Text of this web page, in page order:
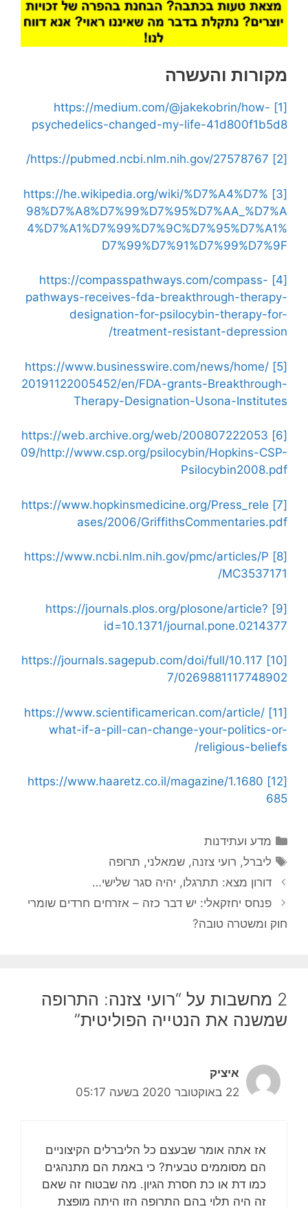
מקורות והעשרה
[1]
https://medium.com/@jakekobrin/how-
psychedelics-changed-my-life-41d800f1b5d8
[2]
https://pubmed.ncbi.nlm.nih.gov/27578767/
[3]
https://he.wikipedia.org/wiki/%D7%A4%D7%
98%D7%A8%D7%99%D7%95%D7%AA_%D7%A
4%D7%A1%D7%99%D7%9C%D7%95%D7%A1%
D7%99%D7%91%D7%99%D7%9F
[4]
https://compasspathways.com/compass-
pathways-receives-fda-breakthrough-therapy-
designation-for-psilocybin-therapy-for-
treatment-resistant-depression/
[5]
https://www.businesswire.com/news/home/
20191122005452/en/FDA-grants-Breakthrough-
Therapy-Designation-Usona-Institutes
[6]
https://web.archive.org/web/200807222053
09/http://www.csp.org/psilocybin/Hopkins-CSP-
Psilocybin2008.pdf
[7]
https://www.hopkinsmedicine.org/Press_rele
ases/2006/GriffithsCommentaries.pdf
[8]
https://www.ncbi.nlm.nih.gov/pmc/articles/P
MC3537171/
[9]
https://journals.plos.org/plosone/article?
id=10.1371/journal.pone.0214377
[10]
https://journals.sagepub.com/doi/full/10.117
7/0269881117748902
[11]
https://www.scientificamerican.com/article/
what-if-a-pill-can-change-your-politics-or-
religious-beliefs/
[12]
https://www.haaretz.co.il/magazine/1.1680
685
קטגוריות
מדע ועתידנות
תגיות
ליברל, רועי צזנה,שמאלני, תרופה
דורון מצא: תתרגלו, יהיה סגר שלישי…
פנחס יחזקאלי: יש דבר כזה – אזרחים חרדים שומרי
חוק ומשטרה טובה?
2 מחשבות על “רועי צזנה: התרופה
שמשנה את הנטייה הפוליטית”
איציק
22 באוקטובר 2020 בשעה 05:17
אז אתה אומר שבעצם כל הליברלים הקיצוניים
הם מסוממים טבעית? כי באמת הם מתנהגים
כמו דת או כת חסרת הגיון. מה שבטוח זה שאם
זה היה תלוי בהם התרופה הזו היתה מופצת